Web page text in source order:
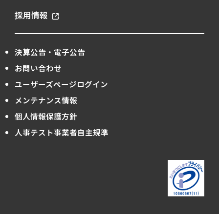
採用情報
決算公告・電子公告
お問い合わせ
ユーザーズページログイン
メンテナンス情報
個人情報保護方針
人事テスト事業者自主規準